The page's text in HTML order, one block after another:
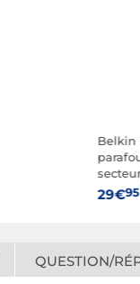
Belkin
29€95
QUESTION/